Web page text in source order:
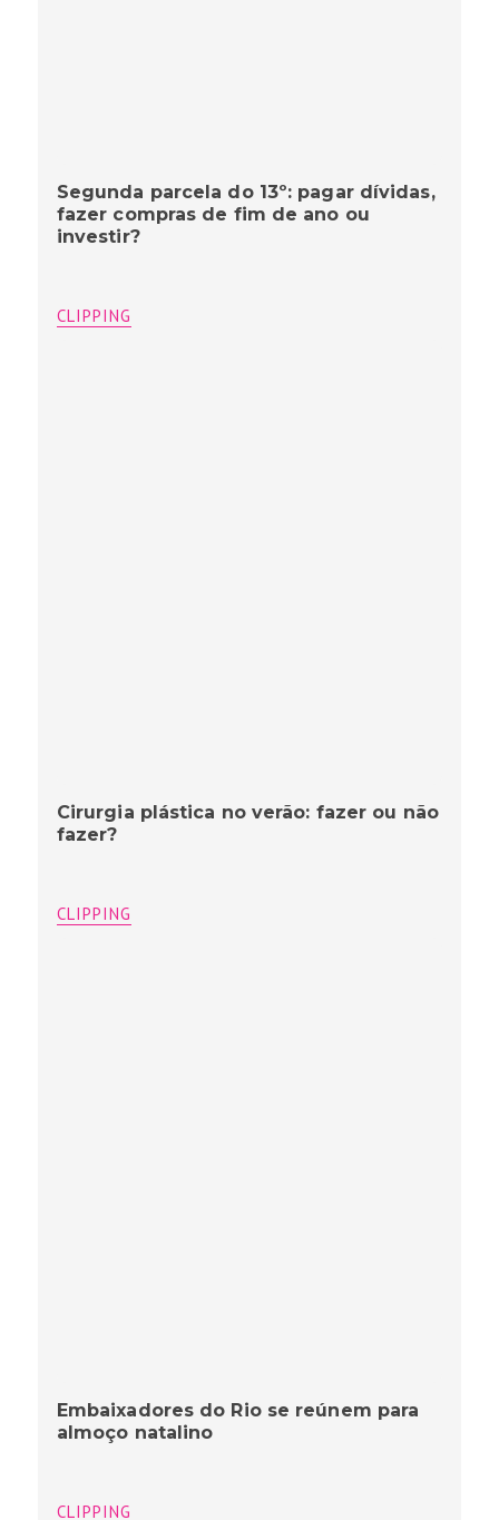
Segunda parcela do 13º: pagar dívidas,
fazer compras de fim de ano ou
investir?
CLIPPING
Cirurgia plástica no verão: fazer ou não
fazer?
CLIPPING
Embaixadores do Rio se reúnem para
almoço natalino
CLIPPING